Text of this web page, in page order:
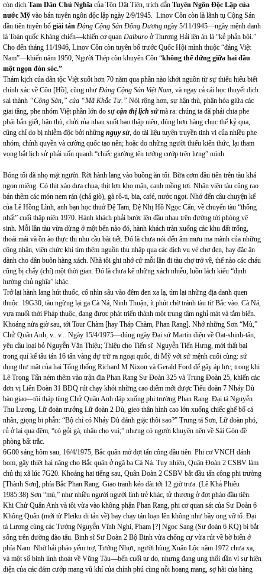
còn dịch Tam Dân Chủ Nghĩa của Tôn Dật Tiên, trích dẫn Tuyên Ngôn Độc Lập của
nước Mỹ vào bản tuyên ngôn độc lập ngày 2/9/1945. Linov Côn còn là lãnh tụ Cộng Sản
đầu tiên tuyên bố giải tán Đảng Cộng Sản Đông Dương ngày 5/11/1945—ngày mệnh danh
là Toàn quốc Kháng chiến—khiến cơ quan Dalburo ở Thượng Hải lên án là “kẻ phản bội.”
Cho đến tháng 11/1946, Linov Côn còn tuyên bố trước Quốc Hội mình thuộc “đảng Việt
Nam”—khiến năm 1950, Người Thép còn khuyên Côn “không thể đứng giữa hai đầu
một ngọn đòn sóc.”
Thảm kịch của dân tộc Việt suốt hơn 70 năm qua phần nào khởi nguồn từ sự thiếu hiểu biết
chính xác về Côn [Hồ], cũng như Đảng Cộng Sản Việt Nam, và ngay cả cái học thuyết dịch
sai thành “Cộng Sản,” của “Mã Khắc Tư.” Nói rộng hơn, sự hận thù, phân hóa giữa các
giai tầng, phe nhóm Việt phần lớn do sự cận thị lịch sử mà ra: chúng ta đã phải chia phe
phái bắn giết, hận thù, chửi rủa nhau suốt bao thập niên, đúng hơn hàng chục thế kỷ qua,
cũng chỉ do bị nhiễm độc bởi những ngụy sử, do tài liệu tuyên truyền tinh vi của nhiều phe
nhóm, chính quyền và cường quốc tạo nên; hoặc do những người thiếu kiến thức, lại tham
vọng bắt lịch sử phải uốn quanh “chiếc giường tên tướng cướp trên lưng” mình.
Bóng tối đã nhọ mặt người. Rời hành lang vào buồng ăn tối. Bữa cơm đầu tiên trên tàu khá
ngon miệng. Có thịt xào dưa chua, thịt lợn kho mặn, canh mồng tơi. Nhân viên tàu cũng rao
bán thêm các món nem rán (chả giò), gà rô-ti, bia, café, nước ngọt. Nhớ đến câu chuyện kể
của Lê Hồng Lĩnh, anh bạn học thuở Đệ Tam, Đệ Nhị Hồ Ngọc Cẩn, về chuyến tàu “thống
nhất” cuối thập niên 1970. Hành khách phải bước lên đầu nhau trên đường tới phòng vệ
sinh. Mỗi lần tàu vừa dừng ở một bến nào đó, hành khách tràn xuống các khu đất trống,
thoái mái và ồn ào thực thi nhu cầu bài tiết. Đó là chưa nói đến âm mưu ma mãnh của những
công nhân, viên chức khi tìm thêm nguồn thu nhập qua các dịch vụ vé chợ đen, hay đặc ân
dành cho dân buôn hàng xách. Nhà tôi ghi nhớ cứ mỗi lần đi tàu chợ trở về, thế nào các cháu
cũng bị chấy (chí) một thời gian. Đó là chưa kể những xách nhiễu, luồn lách kiểu “định
hướng chủ nghĩa” khác.
Trở lại hành lang hút thuốc, cố nhìn sâu vào đêm đen xa lạ, tìm lại những địa danh quen
thuộc. 19G30, tàu ngừng lại ga Cà Ná, Ninh Thuận, ít phút chờ tránh tàu từ Bắc vào. Cà Ná,
vựa muối thời Pháp thuộc, đang được phát triển thành một trung tâm nghỉ mát và tắm biển.
Khoảng nửa giờ sau, tới Tour Chàm [hay Tháp Chàm, Phan Rang]. Nhớ những Sơn “Mù,”
Chử Quân Anh, v.. v... Ngày 15/4/1975—đúng ngày Đại sứ Martin điện về Oat-shinh-tân,
yêu cầu loại bỏ Nguyễn Văn Thiệu; Thiệu cho Tiến sĩ Nguyễn Tiến Hưng, mới thất bại
trong quỉ kế tẩu tán 16 tấn vàng dự trữ ra ngoại quốc, đi Mỹ với sứ mệnh cuối cùng: sử
dụng thư mật của hai Tổng thống Richard M Nixon và Gerald Ford để gây áp lực; trong khi
Lê Trọng Tấn ném thêm vào trận địa Phan Rang Sư Đoàn 325 và Trung Đoàn 25, khiến các
đơn vị Liên Đoàn 31 BĐQ rút chạy khỏi những cao điểm mới được Tiểu đoàn 7 Nhảy Dù
bàn giao—tôi tháp tùng Chử Quân Anh đáp xuống phi trường Phan Rang. Đại tá Nguyễn
Thu Lương, Lữ đoàn trưởng Lữ đoàn 2 Dù, gieo thân hình cao lớn xuống chiếc ghế bố cá
nhân, giọng bi phẫn: “Bộ chỉ có Nhảy Dù đánh giặc thôi sao?” Trung tá Sơn, Lữ đoàn phó,
rủ ở lại qua đêm, “có gỏi gà, nhậu cho vui;” nhưng có người khuyên nên về Sài Gòn đề
phòng bất trắc.
6G00 sáng hôm sau, 16/4/1975, Bắc quân mở đợt tấn công đầu tiên. Phi cơ VNCH đánh
bom, gây thiệt hại nặng cho Bắc quân ở ngã ba Cà Ná. Tuy nhiên, Quân Đoàn 2 CSBV làm
chủ thị xã lúc 7G20. Khoảng hai tiếng sau, Quân Đoàn 2 CSBV bắt đầu tấn công phi trường
[Thành Sơn], phía Bắc Phan Rang. Giao tranh kéo dài tới 12 giờ trưa. (Lê Khả Phiêu
1985:38) Sơn “mù,” như nhiều người người lính trẻ khác, tử thương ở đợt pháo đầu tiên.
Khi Chử Quân Anh và tôi vừa vào không phận Phan Rang, phi cơ quan sát của Sư Đoàn 6
Không Quân (mới từ Pleiku di tản về) bay chạy tán loạn lên không như bầy ong vỡ tổ. Đại
tá Lương cùng các Tướng Nguyễn Vĩnh Nghi, Phạm [?] Ngọc Sang (Sư đoàn 6 KQ) bị bắt
sống trên đường đào tẩu. Binh sĩ Sư Đoàn 2 Bộ Binh vừa chống cự vừa rút về bờ biển ở
phía Nam. Nhờ hải pháo yểm trợ, Tướng Nhựt, người hùng Xuân Lộc năm 1972 chưa xa,
và một số binh lính thoát về Vũng Tàu—bến cuối tự do, nhưng đang ung thối dần vì sự hiện
diện của các đám cướp mang vũ khí của chính phủ cùng nỗi hoang mang, sợ hãi của hàng